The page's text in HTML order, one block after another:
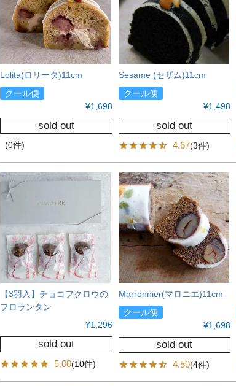
Lolita(ロリータ)11cm
クール便
¥1,698
sold out
(0件)
Sesame (セザム)11cm
クール便
¥1,498
sold out
4.67(3件)
【3羽入】チョコフクロウの
フロランタン
¥1,296
sold out
5.00(10件)
Marronnier(マロニエ)11cm
クール便
¥1,698
sold out
4.50(4件)